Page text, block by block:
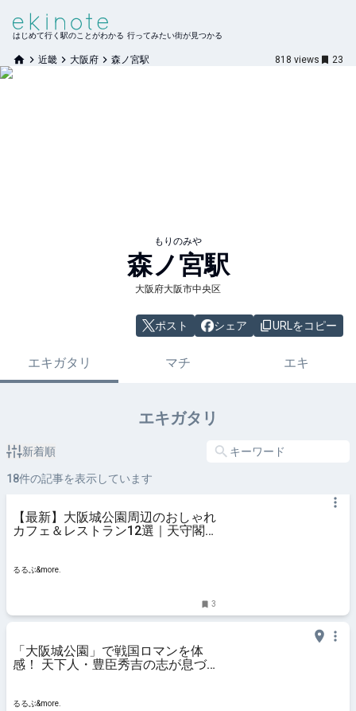
はじめて行く駅のことがわかる 行ってみたい街が見つかる
近畿 大阪府 森ノ宮駅 818 views 23
もりのみや
森ノ宮駅
大阪府大阪市中央区
ポスト シェア URLをコピー
エキガタリ マチ エキ
エキガタリ
新着順
18件の記事を表示しています
【最新】大阪城公園周辺のおしゃれ
カフェ＆レストラン12選｜天守閣
楽しめるカフェまで！｜るるぶ
るるぶ&more.
3
「大阪城公園」で戦国ロマンを体
感！ 天下人・豊臣秀吉の志が息づ
るるぶ&more.